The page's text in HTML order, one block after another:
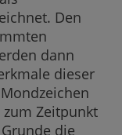
Den
dann
dieser
Zeitpunkt
die